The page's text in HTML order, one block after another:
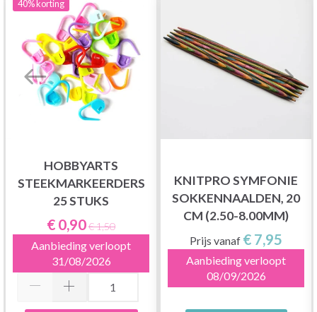
40% korting
HOBBYARTS
STEEKMARKEERDERS
25 STUKS
€ 0,90€ 1,50
Aanbieding verloopt
31/08/2026
KNITPRO SYMFONIE
SOKKENNAALDEN, 20
CM (2.50-8.00MM)
Prijs vanaf € 7,95
Aanbieding verloopt
08/09/2026